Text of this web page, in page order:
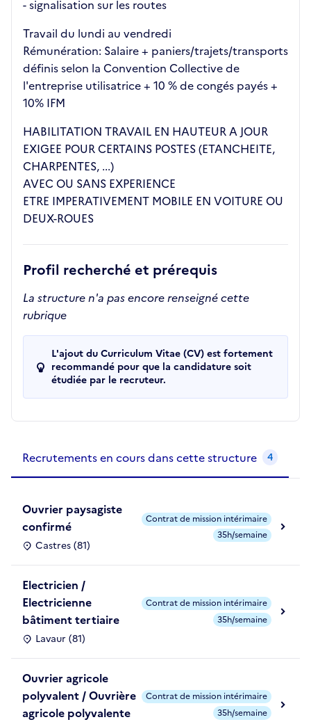
- signalisation sur les routes
Travail du lundi au vendredi
Rémunération: Salaire + paniers/trajets/transports
définis selon la Convention Collective de
l'entreprise utilisatrice + 10 % de congés payés +
10% IFM
HABILITATION TRAVAIL EN HAUTEUR A JOUR
EXIGEE POUR CERTAINS POSTES (ETANCHEITE,
CHARPENTES, ...)
AVEC OU SANS EXPERIENCE
ETRE IMPERATIVEMENT MOBILE EN VOITURE OU
DEUX-ROUES
Profil recherché et prérequis
La structure n'a pas encore renseigné cette
rubrique
L'ajout du Curriculum Vitae (CV) est fortement
recommandé pour que la candidature soit
étudiée par le recruteur.
Recrutements en cours dans cette structure 4
Ouvrier paysagiste
confirmé
Castres (81)
Contrat de mission intérimaire
35h/semaine
Electricien /
Electricienne
bâtiment tertiaire
Lavaur (81)
Contrat de mission intérimaire
35h/semaine
Ouvrier agricole
polyvalent / Ouvrière
agricole polyvalente
Contrat de mission intérimaire
35h/semaine